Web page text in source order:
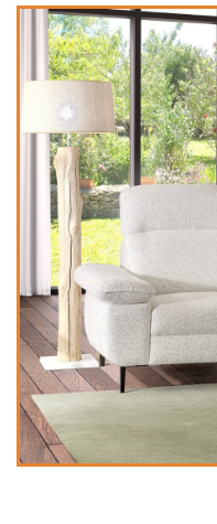
décoration